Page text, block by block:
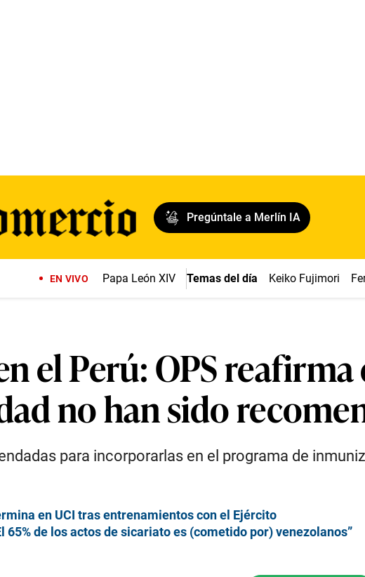
Pregúntale a Merlín IA
EN VIVO Papa León XIV Temas del día Keiko Fujimori
el Perú: OPS
no han sido
para incorporarlas en el programa de
en UCI tras entrenamientos con el Ejército
65% de los actos de sicariato es (cometido por) venezolanos”